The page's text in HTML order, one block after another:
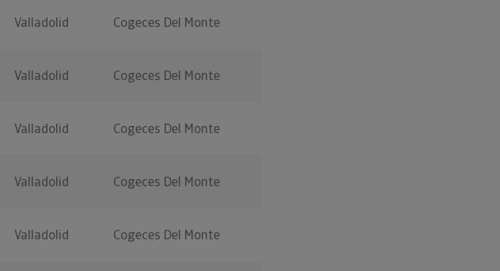
Valladolid Cogeces Del Monte
Valladolid Cogeces Del Monte
Valladolid Cogeces Del Monte
Valladolid Cogeces Del Monte
Valladolid Cogeces Del Monte